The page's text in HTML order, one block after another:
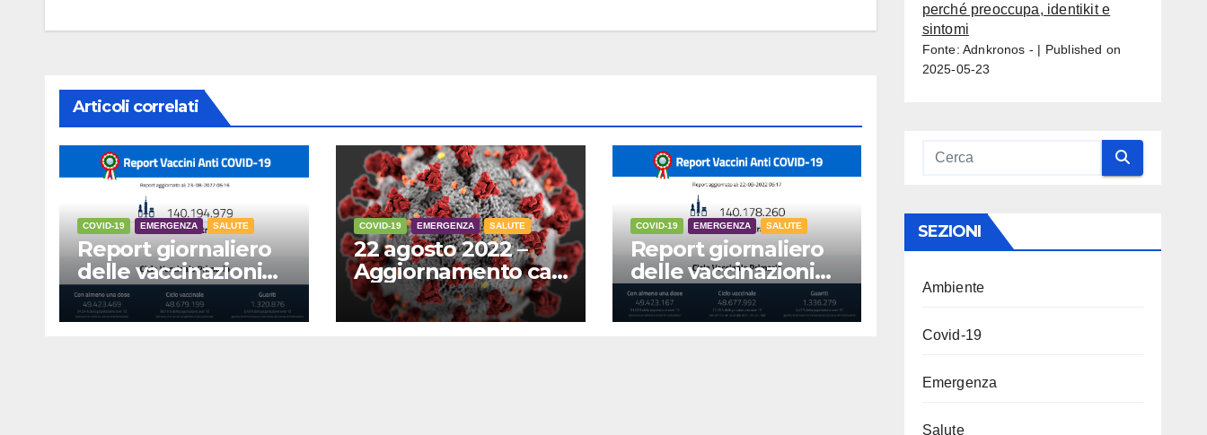
Articoli correlati
COVID-19 EMERGENZA SALUTE
Report giornaliero
delle vaccinazioni
23 agosto 2022
COVID-19 EMERGENZA SALUTE
22 agosto 2022 –
Aggiornamento casi
Covid-19
COVID-19 EMERGENZA SALUTE
Report giornaliero
delle vaccinazioni
22 agosto 2022
perché preoccupa, identikit e
sintomi
Fonte: Adnkronos -
Published on
2025-05-23
SEZIONI
Ambiente
Covid-19
Emergenza
Salute